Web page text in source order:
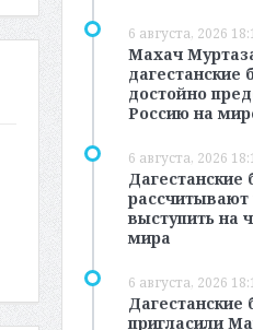
6 августа, 2026
Махач
дагестанские
достойно
Россию на
6 августа, 2026
Дагестанские
выступить на
мира
6 августа, 2026
Дагестанские
пригласили